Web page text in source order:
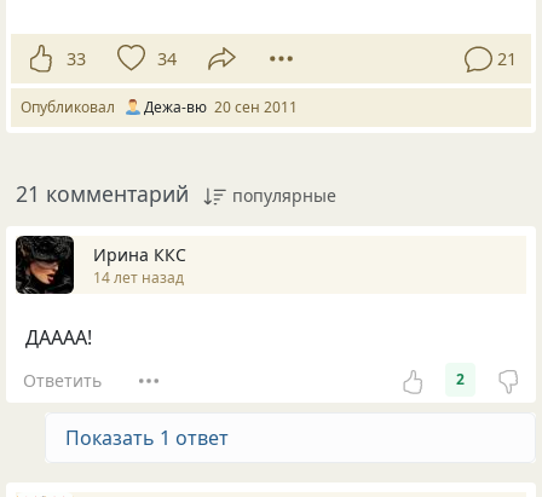
33 34 21
Опубликовал Дежа-вю 20 сен 2011
21 комментарий популярные
Ирина ККС
14 лет назад
ДАААА!
Ответить 2
Показать 1 ответ